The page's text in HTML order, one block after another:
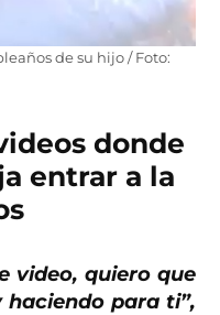
de su hijo / Foto:
donde
entrar a la
video, quiero que
para ti”,